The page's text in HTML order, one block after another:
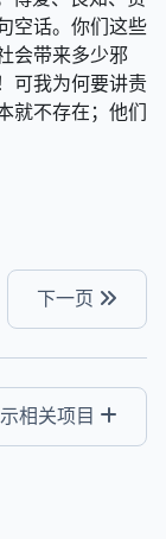
空话。你们这些
会带来多少邪
可我为何要讲责
就不存在；他们
下一页
相关项目